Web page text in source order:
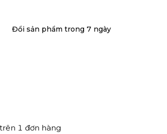
1 đơn hàng
Đổi sản phẩm trong 7 ngày